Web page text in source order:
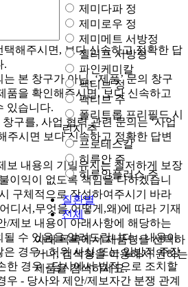
해주시면, 보다 신속하고 정확한 답
.
본 창구가 아닌, ‘제품’ 문의 창구
품을 확인해주시면, 보다 신속하고
있습니다.
구를, 사업 협력 관련 문의는 ‘사업
주시면 보다 신속하고 정확한 답변
보 내용의 기밀유지는 철저하게 보장
이익이 없도록 책임을 다하겠습니
구체적으로 작성하여주시기 바라
디서,무엇을,어떻게,왜)에 따라 기재
/제보 내용이 아래사항에 해당하는
수 있음을 알려드립니다. - 내용이
경우 - 허위 사실 또는 일방적 주장
한 경우 - 당사에서 법적으로 조치할
우 - 당사와 제안/제보자간 분쟁 관계
제미다파 정
제미로우 정
제미메트 서방정
젤리프 서방정
파인케미칼
팩티브 정
팩티브 주
폴리트롭 프리필드 시
린지 주
프로테스칼
히루안 주
히루안플러스 주
질환별
전체
아래 목록에서 제품명을 선택하
거나, 검색창을 이용해서 원하는
제품을 검색하세요.